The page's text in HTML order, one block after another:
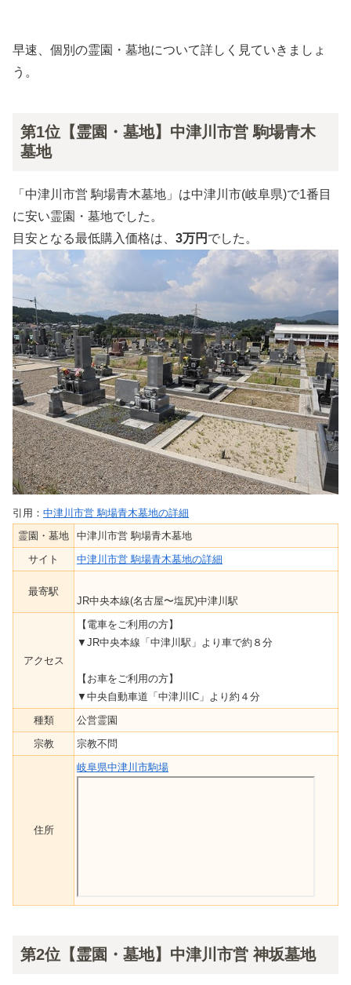
早速、個別の霊園・墓地について詳しく見ていきましょ
う。
第1位【霊園・墓地】中津川市営 駒場青木
墓地
「中津川市営 駒場青木墓地」は中津川市(岐阜県)で1番目
に安い霊園・墓地でした。
目安となる最低購入価格は、 3万円 でした。
引用： 中津川市営 駒場青木墓地の詳細
霊園・墓地
中津川市営 駒場青木墓地
サイト
中津川市営 駒場青木墓地の詳細
最寄駅
JR中央本線(名古屋〜塩尻)中津川駅
アクセス
【電車をご利用の方】
▼JR中央本線「中津川駅」より車で約８分
【お車をご利用の方】
▼中央自動車道「中津川IC」より約４分
種類
公営霊園
宗教
宗教不問
住所
岐阜県中津川市駒場
第2位【霊園・墓地】中津川市営 神坂墓地